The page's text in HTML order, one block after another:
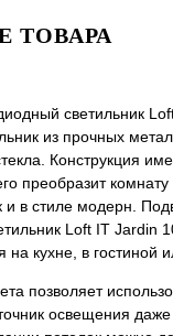
ТОВАРА
светильник
из прочных
Конструкция
преобразит комнату
и в стиле модерн.
Loft IT Jardin
кухне, в гостиной
позволяет
освещения